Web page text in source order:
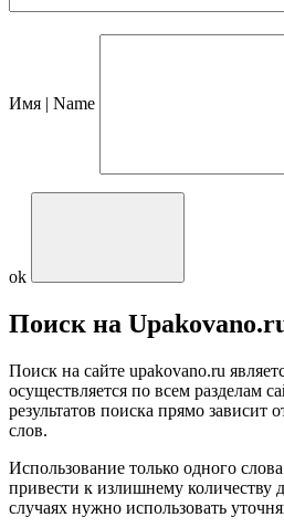
Имя | Name
ok
Поиск на
Поиск на сайте upakovano.ru
осуществляется по всем разделам
результатов поиска прямо зависит
слов.
Использование только одного
привести к излишнему количеству
случаях нужно использовать